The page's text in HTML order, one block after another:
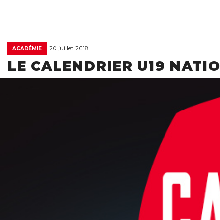
ACADÉMIE 20 juillet 2018
LE CALENDRIER U19